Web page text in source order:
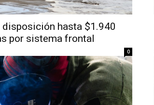
disposición hasta $1.940
por sistema frontal
0